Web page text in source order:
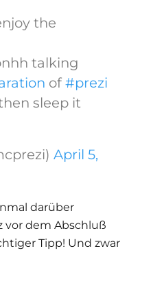
the
talking
of #prezi
sleep it
April 5,
darüber
vor dem Abschluß
Tipp! Und zwar